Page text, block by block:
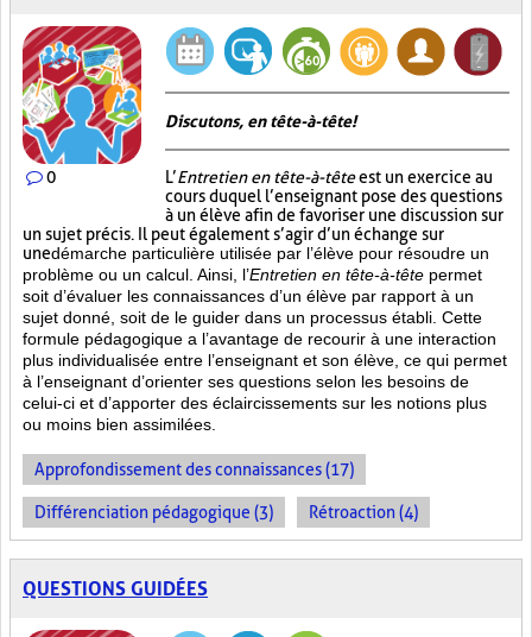
0
Discutons, en tête-à-tête!
L’Entretien en tête-à-têteest un exercice au
cours duquel l’enseignant pose des questions
à un élève afin de favoriser une discussion sur
un sujet précis. Il peut également s’agir d’un échange sur
unedémarche particulière utilisée par l’élève pour résoudre un
problème ou un calcul. Ainsi, l’Entretien en tête-à-tête permet
soit d’évaluer les connaissances d’un élève par rapport à un
sujet donné, soit de le guider dans un processus établi. Cette
formule pédagogique a l’avantage de recourir à une interaction
plus individualisée entre l’enseignant et son élève, ce qui permet
à l’enseignant d’orienter ses questions selon les besoins de
celui-ci et d’apporter des éclaircissements sur les notions plus
ou moins bien assimilées.
Approfondissement des connaissances (17)
Différenciation pédagogique (3) Rétroaction (4)
QUESTIONS GUIDÉES